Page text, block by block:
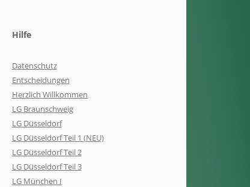
Hilfe
Datenschutz
Entscheidungen
Herzlich Willkommen
LG Braunschweig
LG Düsseldorf
LG Düsseldorf Teil 1 (NEU)
LG Düsseldorf Teil 2
LG Düsseldorf Teil 3
LG München I